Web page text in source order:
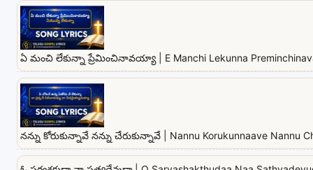
ఏ మంచి లేకున్నా ప్రేమించినావయ్యా | E Manchi Lekunna
నన్ను కోరుకున్నావే నన్ను చేరుకున్నావే | Nannu Korukunnaave Nannu